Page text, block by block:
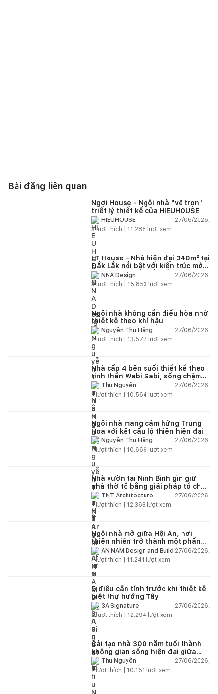
Bài đăng liên quan
Ngơi House - Ngôi nhà "vẽ trọn"
triết lý thiết kế của HIEUHOUSE
HIEUHOUSE
27/06/2026,
3lượt thích | 11.288 lượt xem
LT House – Nhà hiện đại 340m² tại
Đắk Lắk nổi bật với kiến trúc mở
và hệ sân vườn kết nối thiên
nhiên
NNA Design
27/06/2026,
3lượt thích | 15.853 lượt xem
Ngôi nhà không cần điều hòa nhờ
thiết kế theo khí hậu
Nguyễn Thu Hằng
27/06/2026,
2lượt thích | 13.577 lượt xem
Nhà cấp 4 bên suối thiết kế theo
tinh thần Wabi Sabi, sống chậm
giữa thiên nhiên
Thu Nguyễn
27/06/2026,
1lượt thích | 10.564 lượt xem
Ngôi nhà mang cảm hứng Trung
Hoa với kết cấu lộ thiên hiện đại
Nguyễn Thu Hằng
27/06/2026,
1lượt thích | 10.666 lượt xem
Nhà vườn tại Ninh Bình gìn giữ
nhà thờ tổ bằng giải pháp tổ chức
lại không gian
TNT Architecture
27/06/2026,
1lượt thích | 12.363 lượt xem
Ngôi nhà mở giữa Hội An, nơi
thiên nhiên trở thành một phần
của cuộc sống
AN NAM Design and Build 27/06/2026,
1lượt thích | 11.241 lượt xem
5 điều cần tính trước khi thiết kế
biệt thự hướng Tây
3A Signature
27/06/2026,
2lượt thích | 12.294 lượt xem
Cải tạo nhà 300 năm tuổi thành
không gian sống hiện đại giữa
thiên nhiên
Thu Nguyễn
27/06/2026,
1lượt thích | 10.151 lượt xem